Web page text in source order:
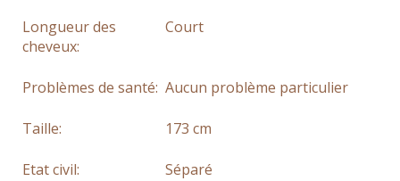
Longueur des
cheveux:
Court
Problèmes de santé: Aucun problème particulier
Taille: 173 cm
Etat civil: Séparé